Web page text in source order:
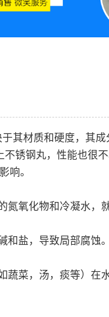
其材质和硬度，其
锈钢丸，性能也很
响。
氧化物和冷凝水，
盐，导致局部腐蚀
菜，汤，痰等）在